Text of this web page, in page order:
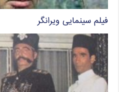
فیلم سینمایی ویرانگر